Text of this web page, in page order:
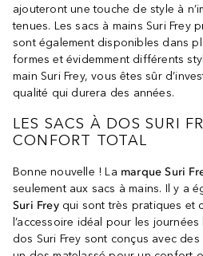
ajouteront une touche de style à
tenues. Les sacs à mains Suri Frey
sont également disponibles dans
formes et évidemment différents
main Suri Frey, vous êtes sûr
qualité qui durera des années.
LES SACS À DOS SURI
CONFORT TOTAL
Bonne nouvelle ! La marque Suri
seulement aux sacs à mains. Il y a
Suri Freyqui sont très pratiques et
l’accessoire idéal pour les
dos Suri Frey sont conçus avec